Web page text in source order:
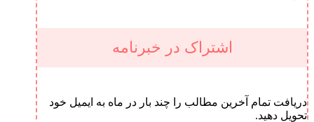
اشتراک در خبرنامه
دریافت تمام آخرین مطالب را چند بار در ماه به ایمیل خود
تحویل دهید.